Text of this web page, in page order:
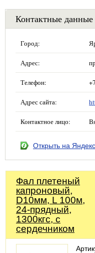
Контактные данные
Город:
Адрес:
Телефон:
Адрес сайта:
Контактное лицо:
Открыть на
Фал плетеный
капроновый,
D10мм, L 100м,
24-прядный,
1300кгс, с
сердечником